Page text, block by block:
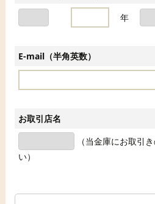
年
E-mail（半角英数）
お取引店名
（当金庫にお取引
い）